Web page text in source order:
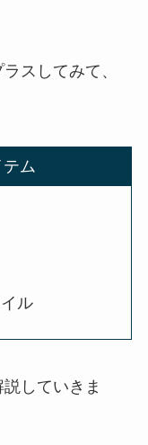
スしてみて、
ム
ル
していきま